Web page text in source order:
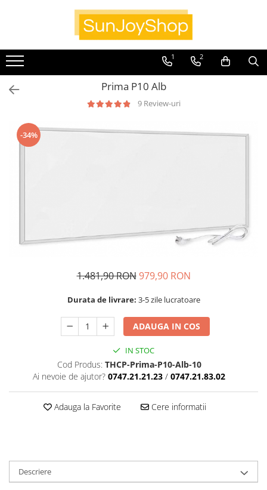
Panouri radiante
Prima
Smart Home
Kituri pentru Apartamente
1 2
Prima P10 Alb
9 Review-uri
-34%
1.481,90 RON 979,90 RON
Durata de livrare: 3-5 zile lucratoare
ADAUGA IN COS
IN STOC
Cod Produs: THCP-Prima-P10-Alb-10
Ai nevoie de ajutor? 0747.21.21.23 / 0747.21.83.02
Adauga la Favorite Cere informatii
Descriere